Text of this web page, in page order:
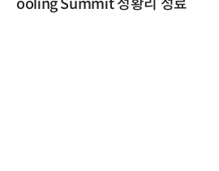
ooling Summit 성황리 성료